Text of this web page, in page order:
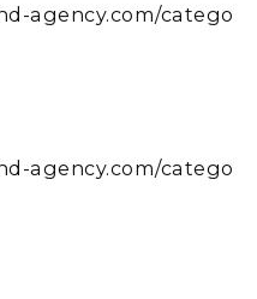
agency.com/catego
agency.com/catego